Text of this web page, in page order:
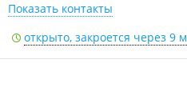
Показать контакты
открыто, закроется через 9